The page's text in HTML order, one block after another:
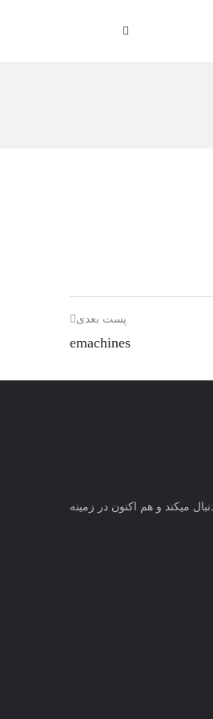
پست بعدی
emachines
میکند و هم اکنون در زمینه